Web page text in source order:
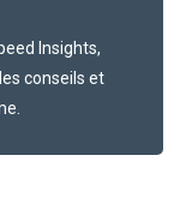
Insights,
conseils et